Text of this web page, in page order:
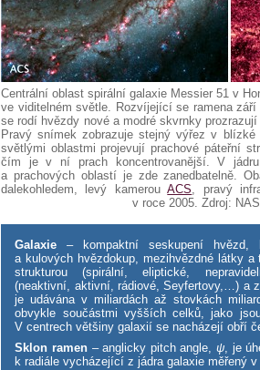
Centrální oblast spirální galaxie Messier 51 v
ve viditelném světle. Rozvíjející se ramena
se rodí hvězdy nové a modré skvrnky
Pravý snímek zobrazuje stejný výřez v
světlými oblastmi projevují prachové páteřní
čím je v ní prach koncentrovanější. V
a prachových oblastí je zde zanedbatelně.
dalekohledem, levý kamerouACS, pravý
v roce 2005. Zdroj:
Galaxie – kompaktní seskupení hvězd,
a kulových hvězdokup, mezihvězdné látky
strukturou (spirální, eliptické,
(neaktivní, aktivní, rádiové, Seyfertovy,…) a
je udávána v miliardách až stovkách
obvykle součástmi vyšších celků, jako
V centrech většiny galaxií se nacházejí obří
Sklon ramen– anglicky pitch angle,ψ, je
k radiále vycházející z jádra galaxie měřený